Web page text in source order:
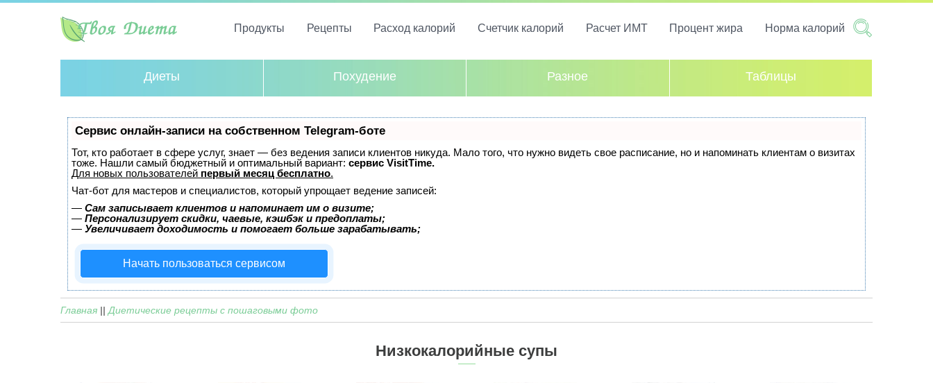
Продукты Рецепты Расход калорий Счетчик калорий Расчет ИМТ Процент жира Норма калорий
Диеты Похудение Разное Таблицы
Сервис онлайн-записи на собственном Telegram-боте
Тот, кто работает в сфере услуг, знает — без ведения записи клиентов никуда. Мало того, что нужно видеть свое расписание, но и напоминать клиентам о визитах
тоже. Нашли самый бюджетный и оптимальный вариант: сервис VisitTime.
Для новых пользователей первый месяц бесплатно.
Чат-бот для мастеров и специалистов, который упрощает ведение записей:
— Сам записывает клиентов и напоминает им о визите;
— Персонализирует скидки, чаевые, кэшбэк и предоплаты;
— Увеличивает доходимость и помогает больше зарабатывать;
Начать пользоваться сервисом
Главная || Диетические рецепты с пошаговыми фото
Низкокалорийные супы